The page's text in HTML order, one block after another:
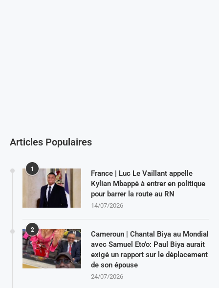
Articles Populaires
1
France | Luc Le Vaillant appelle
Kylian Mbappé à entrer en politique
pour barrer la route au RN
14/07/2026
2
Cameroun | Chantal Biya au Mondial
avec Samuel Eto’o: Paul Biya aurait
exigé un rapport sur le déplacement
de son épouse
24/07/2026